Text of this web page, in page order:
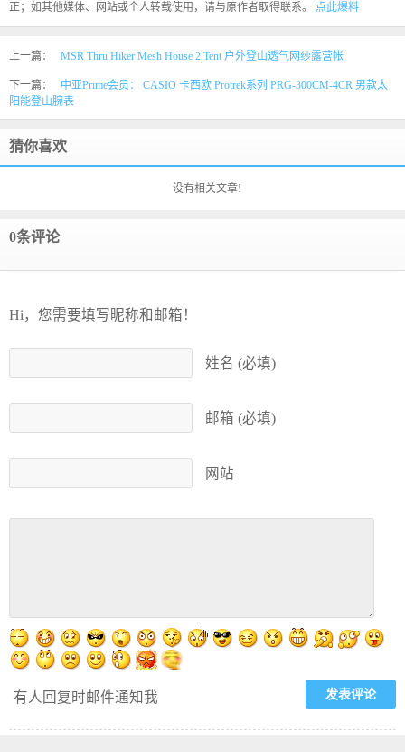
正；如其他媒体、网站或个人转载使用，请与原作者取得联系。 点此爆料
上一篇： MSR Thru Hiker Mesh House 2 Tent 户外登山透气网纱露营帐
下一篇：
中亚Prime会员： CASIO 卡西欧 Protrek系列 PRG-300CM-4CR 男款太
阳能登山腕表
猜你喜欢
没有相关文章!
0条评论
Hi，您需要填写昵称和邮箱！
姓名 (必填)
邮箱 (必填)
网站
有人回复时邮件通知我